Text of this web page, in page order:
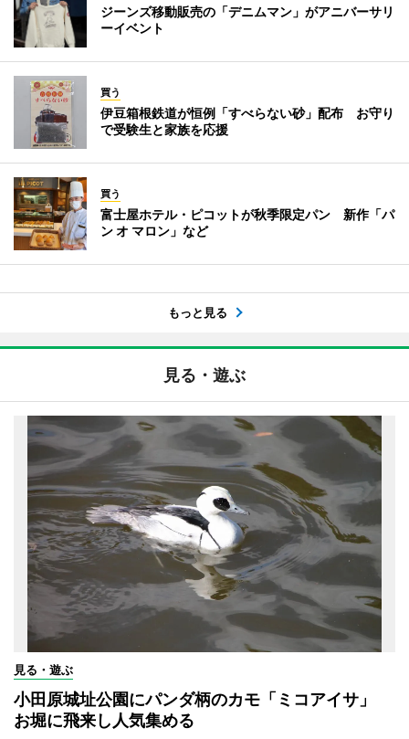
ジーンズ移動販売の「デニムマン」がアニバーサリ
ーイベント
買う
伊豆箱根鉄道が恒例「すべらない砂」配布 お守り
で受験生と家族を応援
買う
富士屋ホテル・ピコットが秋季限定パン 新作「パ
ン オ マロン」など
もっと見る
見る・遊ぶ
見る・遊ぶ
小田原城址公園にパンダ柄のカモ「ミコアイサ」
お堀に飛来し人気集める